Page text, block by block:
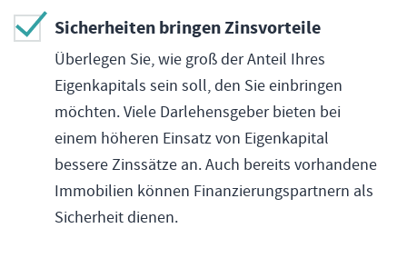
Sicherheiten bringen Zinsvorteile
Überlegen Sie, wie groß der Anteil Ihres
Eigenkapitals sein soll, den Sie einbringen
möchten. Viele Darlehensgeber bieten bei
einem höheren Einsatz von Eigenkapital
bessere Zinssätze an. Auch bereits vorhandene
Immobilien können Finanzierungspartnern als
Sicherheit dienen.